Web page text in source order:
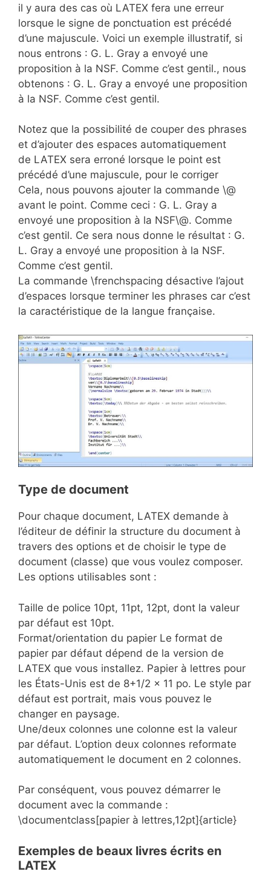
il y aura des cas où LATEX fera une erreur
lorsque le signe de ponctuation est précédé
d’une majuscule. Voici un exemple illustratif, si
nous entrons : G. L. Gray a envoyé une
proposition à la NSF. Comme c’est gentil., nous
obtenons : G. L. Gray a envoyé une proposition
à la NSF. Comme c’est gentil.
Notez que la possibilité de couper des phrases
et d’ajouter des espaces automatiquement
de LATEX sera erroné lorsque le point est
précédé d’une majuscule, pour le corriger
Cela, nous pouvons ajouter la commande \@
avant le point. Comme ceci : G. L. Gray a
envoyé une proposition à la NSF\@. Comme
c’est gentil. Ce sera nous donne le résultat : G.
L. Gray a envoyé une proposition à la NSF.
Comme c’est gentil.
La commande \frenchspacing désactive l’ajout
d’espaces lorsque terminer les phrases car c’est
la caractéristique de la langue française.
Type de document
Pour chaque document, LATEX demande à
l’éditeur de définir la structure du document à
travers des options et de choisir le type de
document (classe) que vous voulez composer.
Les options utilisables sont :
Taille de police 10pt, 11pt, 12pt, dont la valeur
par défaut est 10pt.
Format/orientation du papier Le format de
papier par défaut dépend de la version de
LATEX que vous installez. Papier à lettres pour
les États-Unis est de 8+1/2 × 11 po. Le style par
défaut est portrait, mais vous pouvez le
changer en paysage.
Une/deux colonnes une colonne est la valeur
par défaut. L’option deux colonnes reformate
automatiquement le document en 2 colonnes.
Par conséquent, vous pouvez démarrer le
document avec la commande :
\documentclass[papier à lettres,12pt]{article}
Exemples de beaux livres écrits en
LATEX